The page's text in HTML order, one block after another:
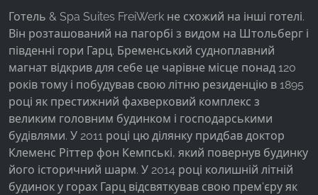
Готель & Spa Suites FreiWerk не схожий на інші готелі.
Він розташований на пагорбі з видом на Штольберг і
південні гори Гарц. Бременський судноплавний
магнат відкрив для себе це чарівне місце понад 120
років тому і побудував свою літню резиденцію в 1895
році як престижний фахверковий комплекс з
великим головним будинком і господарськими
будівлями. У 2011 році цю ділянку придбав доктор
Клеменс Ріттер фон Кемпські, який повернув будинку
його історичний шарм. У 2014 році колишній літній
будинок у горах Гарц відсвяткував свою прем'єру як
Facebook Pixel
_fbp, fr, _fbq, fbq
Provider:
Facebook Ireland Ltd.
Purpose:
Вимірювання реклами та маркетинг
Cookie duration:
3 місяці - 1 рік